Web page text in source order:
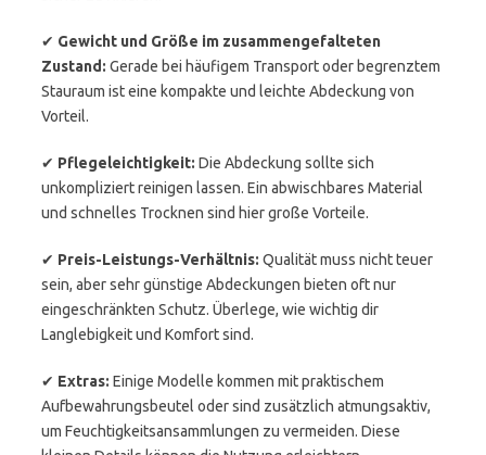
✔ Gewicht und Größe im zusammengefalteten
Zustand: Gerade bei häufigem Transport oder begrenztem
Stauraum ist eine kompakte und leichte Abdeckung von
Vorteil.
✔ Pflegeleichtigkeit: Die Abdeckung sollte sich
unkompliziert reinigen lassen. Ein abwischbares Material
und schnelles Trocknen sind hier große Vorteile.
✔ Preis-Leistungs-Verhältnis: Qualität muss nicht teuer
sein, aber sehr günstige Abdeckungen bieten oft nur
eingeschränkten Schutz. Überlege, wie wichtig dir
Langlebigkeit und Komfort sind.
✔ Extras: Einige Modelle kommen mit praktischem
Aufbewahrungsbeutel oder sind zusätzlich atmungsaktiv,
um Feuchtigkeitsansammlungen zu vermeiden. Diese